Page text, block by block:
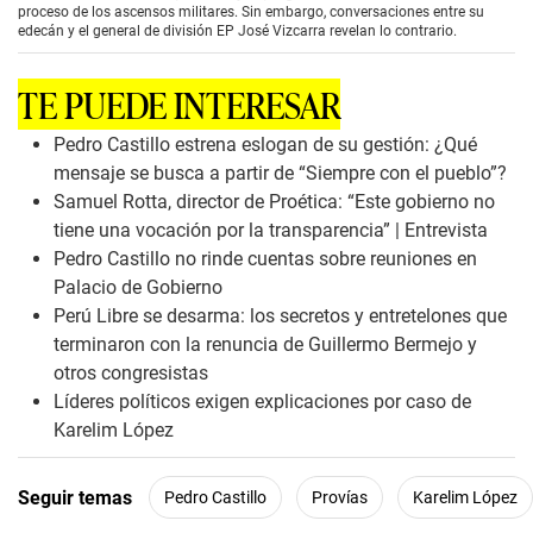
c
o
s
o
proceso de los ascensos militares. Sin embargo, conversaciones entre su
edecán y el general de división EP José Vizcarra revelan lo contrario.
TE PUEDE INTERESAR
Pedro Castillo estrena eslogan de su gestión: ¿Qué
mensaje se busca a partir de “Siempre con el pueblo”?
Samuel Rotta, director de Proética: “Este gobierno no
tiene una vocación por la transparencia” | Entrevista
Pedro Castillo no rinde cuentas sobre reuniones en
Palacio de Gobierno
Perú Libre se desarma: los secretos y entretelones que
terminaron con la renuncia de Guillermo Bermejo y
otros congresistas
Líderes políticos exigen explicaciones por caso de
Karelim López
Seguir temas Pedro Castillo Provías Karelim López